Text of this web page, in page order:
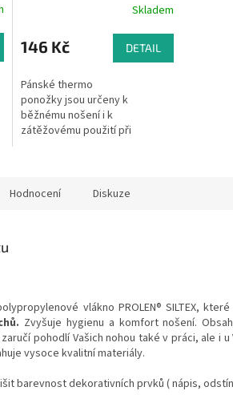
Skladem
146 Kč DETAIL
Pánské thermo
ponožky jsou určeny k
běžnému nošení i k
zátěžovému použití při
Hodnocení Diskuze
vlákno PROLEN® SILTEX, které
Zvyšuje hygienu a komfort nošení.
pohodlí Vašich nohou také v práci, ale i u
vysoce kvalitní materiály.
barevnost dekorativních prvků ( nápis,